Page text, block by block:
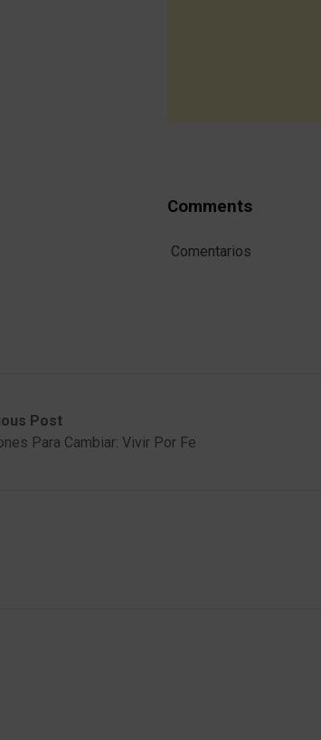
Comments
Comentarios
Post
Para Cambiar: Vivir Por Fe